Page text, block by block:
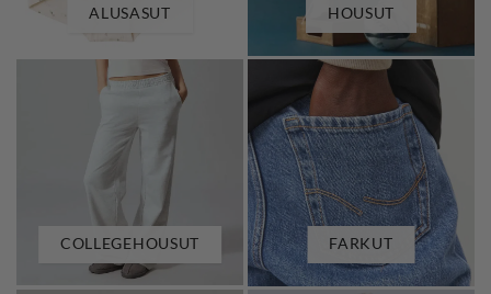
ALUSASUT HOUSUT
COLLEGEHOUSUT FARKUT